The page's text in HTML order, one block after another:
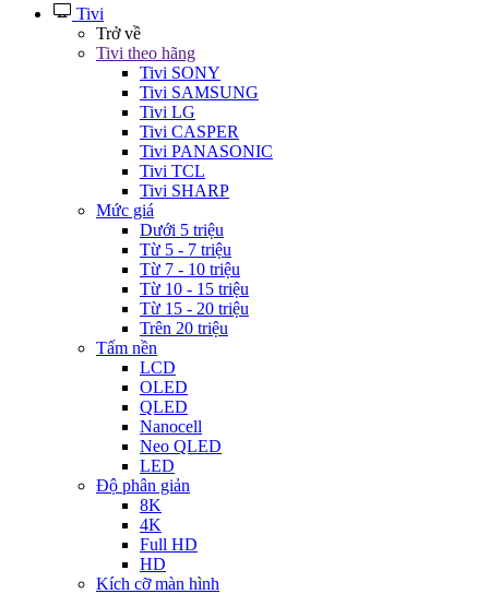
Tivi
Trở về
Tivi theo hãng
Tivi SONY
Tivi SAMSUNG
Tivi LG
Tivi CASPER
Tivi PANASONIC
Tivi TCL
Tivi SHARP
Mức giá
Dưới 5 triệu
Từ 5 - 7 triệu
Từ 7 - 10 triệu
Từ 10 - 15 triệu
Từ 15 - 20 triệu
Trên 20 triệu
Tấm nền
LCD
OLED
QLED
Nanocell
Neo QLED
LED
Độ phân giản
8K
4K
Full HD
HD
Kích cỡ màn hình